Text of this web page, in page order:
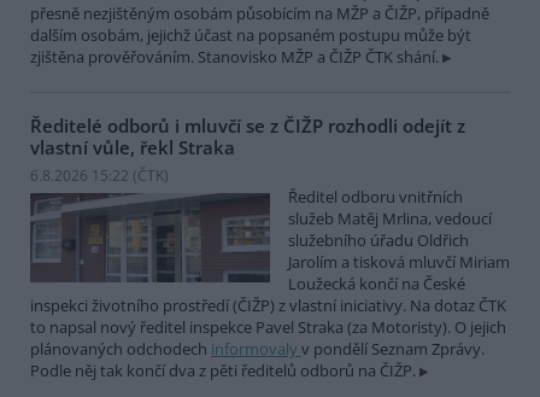
přesně nezjištěným osobám působícím na MŽP a ČIŽP, případně
dalším osobám, jejichž účast na popsaném postupu může být
zjištěna prověřováním. Stanovisko MŽP a ČIŽP ČTK shání.
Ředitelé odborů i mluvčí se z ČIŽP rozhodli odejít z
vlastní vůle, řekl Straka
6.8.2026 15:22 (ČTK)
Ředitel odboru vnitřních
služeb Matěj Mrlina, vedoucí
služebního úřadu Oldřich
Jarolím a tisková mluvčí Miriam
Loužecká končí na České
inspekci životního prostředí (ČIŽP) z vlastní iniciativy. Na dotaz ČTK
to napsal nový ředitel inspekce Pavel Straka (za Motoristy). O jejich
plánovaných odchodech informovaly v pondělí Seznam Zprávy.
Podle něj tak končí dva z pěti ředitelů odborů na ČIŽP.